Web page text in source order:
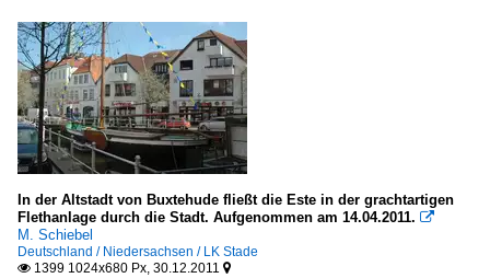
In der Altstadt von Buxtehude fließt die Este in der grachtartigen
Flethanlage durch die Stadt. Aufgenommen am 14.04.2011. 
M. Schiebel
Deutschland / Niedersachsen / LK Stade
 1399 1024x680 Px, 30.12.2011 